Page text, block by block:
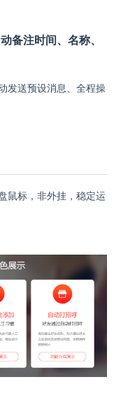
备注时间、名称、
发送预设消息、全程操
鼠标，非外挂，稳定运